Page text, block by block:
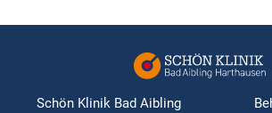
Schön Klinik Bad Aibling